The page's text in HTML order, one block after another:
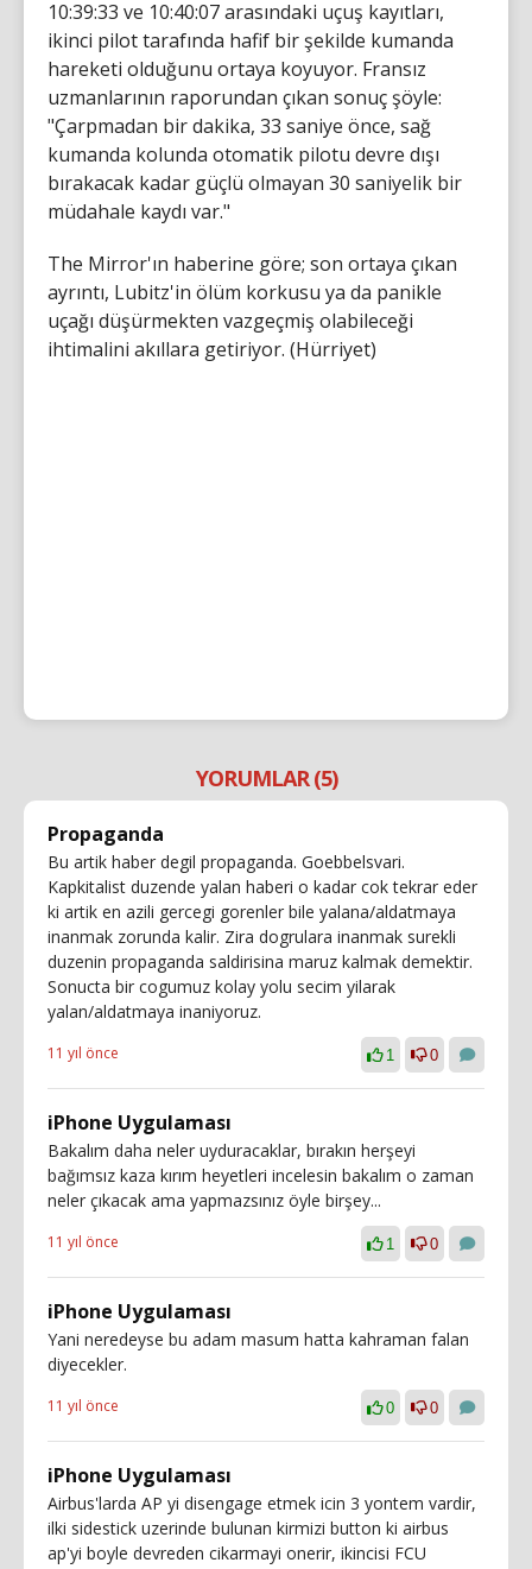
10:39:33 ve 10:40:07 arasındaki uçuş kayıtları,
ikinci pilot tarafında hafif bir şekilde kumanda
hareketi olduğunu ortaya koyuyor. Fransız
uzmanlarının raporundan çıkan sonuç şöyle:
"Çarpmadan bir dakika, 33 saniye önce, sağ
kumanda kolunda otomatik pilotu devre dışı
bırakacak kadar güçlü olmayan 30 saniyelik bir
müdahale kaydı var."
The Mirror'ın haberine göre; son ortaya çıkan
ayrıntı, Lubitz'in ölüm korkusu ya da panikle
uçağı düşürmekten vazgeçmiş olabileceği
ihtimalini akıllara getiriyor. (Hürriyet)
YORUMLAR (5)
Propaganda
Bu artik haber degil propaganda. Goebbelsvari.
Kapkitalist duzende yalan haberi o kadar cok tekrar eder
ki artik en azili gercegi gorenler bile yalana/aldatmaya
inanmak zorunda kalir. Zira dogrulara inanmak surekli
duzenin propaganda saldirisina maruz kalmak demektir.
Sonucta bir cogumuz kolay yolu secim yilarak
yalan/aldatmaya inaniyoruz.
11 yıl önce 1 0
iPhone Uygulaması
Bakalım daha neler uyduracaklar, bırakın herşeyi
bağımsız kaza kırım heyetleri incelesin bakalım o zaman
neler çıkacak ama yapmazsınız öyle birşey...
11 yıl önce 1 0
iPhone Uygulaması
Yani neredeyse bu adam masum hatta kahraman falan
diyecekler.
11 yıl önce 0 0
iPhone Uygulaması
Airbus'larda AP yi disengage etmek icin 3 yontem vardir,
ilki sidestick uzerinde bulunan kirmizi button ki airbus
ap'yi boyle devreden cikarmayi onerir, ikincisi FCU